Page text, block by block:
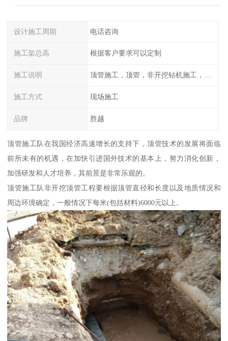
设计施工周期 电话咨询
施工架总高 根据客户要求可以定制
施工说明 顶管施工，顶管，非开挖钻机施工，管道工程，管道施工，顶拉管施工，水平定向钻机施工，顶管施工方案，顶管
施工方式 现场施工
品牌 胜越
顶管施工队在我国经济高速增长的支持下，顶管技术的发展将面临
前所未有的机遇，在加快引进国外技术的基本上，努力消化创新，
加强研发和人才培养，其前景是非常乐观的。
顶管施工队非开挖顶管工程要根据顶管直径和长度以及地质情况和
周边环境确定，一般情况下每米(包括材料)6000元以上。